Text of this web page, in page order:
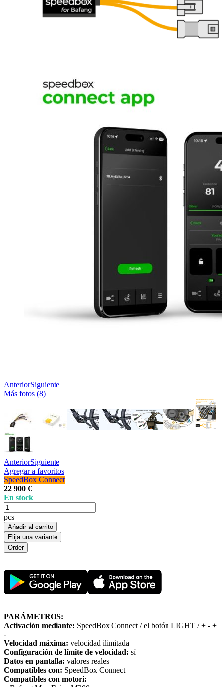
AnteriorSiguiente
Más fotos (8)
AnteriorSiguiente
Agregar a favoritos
SpeedBox Connect
22 900 €
En stock
pcs
Ańadir al carrito
Elija una variante
PARÁMETROS:
Activación mediante: SpeedBox Connect / el botón LIGHT / + - +
-
Velocidad máxima: velocidad ilimitada
Configuración de límite de velocidad: sí
Datos en pantalla: valores reales
Compatibles con: SpeedBox Connect
Compatibles con motori: